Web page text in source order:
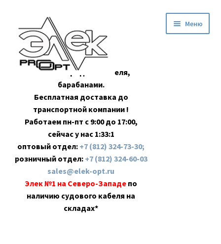
навигации
содержимому
Оптовая продажа кабеля,
барабанами.
Бесплатная доставка до
транспортной компании !
Работаем пн-пт с 9:00 до 17:00,
сейчас у нас 1:33:2
оптовый отдел: +7 (812) 324-73-30;
розничный отдел: +7 (812) 324-60-03
sales@elek-opt.ru
Элек №1 на Северо-Западе по
наличию судового кабеля на
складах*
Меню